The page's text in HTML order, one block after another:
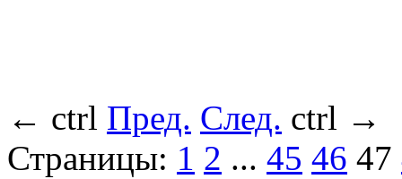
← ctrl Пред. След. ctrl →
Страницы: 1 2 ... 45 46 47